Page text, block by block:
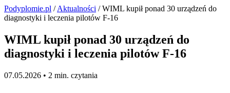
Podyplomie.pl /Aktualności / WIML kupił ponad 30 urządzeń do
diagnostyki i leczenia pilotów F-16
WIML kupił ponad 30 urządzeń do
diagnostyki i leczenia pilotów F-16
07.05.2026 • 2 min. czytania